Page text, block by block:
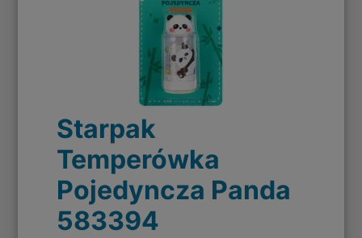
Starpak
Temperówka
Pojedyncza Panda
583394